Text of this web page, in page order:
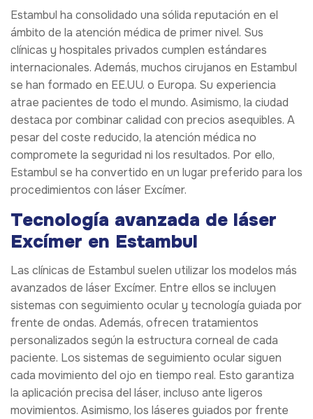
Estambul ha consolidado una sólida reputación en el
ámbito de la atención médica de primer nivel. Sus
clínicas y hospitales privados cumplen estándares
internacionales. Además, muchos cirujanos en Estambul
se han formado en EE.UU. o Europa. Su experiencia
atrae pacientes de todo el mundo. Asimismo, la ciudad
destaca por combinar calidad con precios asequibles. A
pesar del coste reducido, la atención médica no
compromete la seguridad ni los resultados. Por ello,
Estambul se ha convertido en un lugar preferido para los
procedimientos con láser Excímer.
Tecnología avanzada de láser
Excímer en Estambul
Las clínicas de Estambul suelen utilizar los modelos más
avanzados de láser Excímer. Entre ellos se incluyen
sistemas con seguimiento ocular y tecnología guiada por
frente de ondas. Además, ofrecen tratamientos
personalizados según la estructura corneal de cada
paciente. Los sistemas de seguimiento ocular siguen
cada movimiento del ojo en tiempo real. Esto garantiza
la aplicación precisa del láser, incluso ante ligeros
movimientos. Asimismo, los láseres guiados por frente